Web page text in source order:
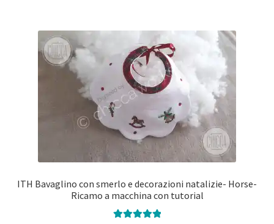
ITH Bavaglino con smerlo e decorazioni natalizie- Horse-
Ricamo a macchina con tutorial